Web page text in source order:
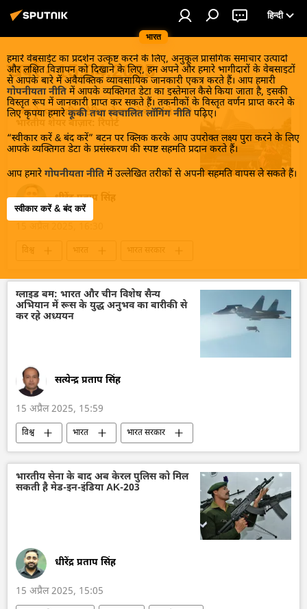
भारत
हिन्दी
हमारे वेबसाईट का प्रदर्शन उत्कृष्ट करने के लिए, अनुकूल प्रासंगिक समाचार उत्पादों
और लक्षित विज्ञापन को दिखाने के लिए, हम अपने और हमारे भागीदारों के वेबसाइटों
से आपके बारे में अवैयक्तिक व्यावसायिक जानकारी एकत्र करते हैं। आप हमारी
गोपनीयता नीति में आपके व्यक्तिगत डेटा का इस्तेमाल कैसे किया जाता है, इसकी
विस्तृत रूप में जानकारी प्राप्त कर सकते हैं। तकनीकों के विस्तृत वर्णन प्राप्त करने के
लिए कृपया हमारे कूकी तथा स्वचालित लॉगिंग नीति पढ़िए।
“स्वीकार करें & बंद करें” बटन पर क्लिक करके आप उपरोक्त लक्ष्य पुरा करने के लिए
आपके व्यक्तिगत डेटा के प्रसंस्करण की स्पष्ट सहमति प्रदान करते हैं।
आप हमारे गोपनीयता नीति में उल्लेखित तरीकों से अपनी सहमति वापस ले सकते हैं।
स्वीकार करें & बंद करें
खबरें - 15.04.2025
ट्रम्प के पारस्परिक टैरिफ से उबरने में सबसे आगे
भारतीय शेयर बाज़ार: रिपोर्ट
धीरेंद्र प्रताप सिंह
विश्व भारत
भारत सरकार
आर्थिक वृद्धि दर
आर्थिक संकट
आर्थिक मंच
भारतीय अर्थव्यवस्था
अर्थव्यवस्था
ग्लाइड बम: भारत और चीन विशेष सैन्य
अभियान में रूस के युद्ध अनुभव का बारीकी से
कर रहे अध्ययन
सत्येन्द्र प्रताप सिंह
15 अप्रैल 2025, 15:59
विश्व भारत
भारत सरकार
भारत का विकास
चीन
भारत-चीन रिश्ते
त्रिकोण रूस-भारत-चीन (RIC)
रूस
ड्रोन
वायु रक्षा
रक्षा उत्पादों का निर्यात
भारतीय सेना के बाद अब केरल पुलिस को मिल
सकती है मेड-इन-इंडिया AK-203
धीरेंद्र प्रताप सिंह
15 अप्रैल 2025, 15:05